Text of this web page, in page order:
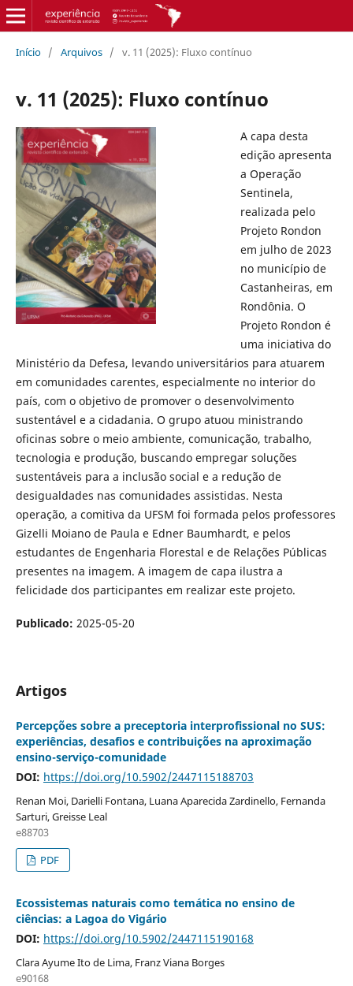
Início / Arquivos / v. 11 (2025): Fluxo contínuo
v. 11 (2025): Fluxo contínuo
A capa desta
edição apresenta
a Operação
Sentinela,
realizada pelo
Projeto Rondon
em julho de 2023
no município de
Castanheiras, em
Rondônia. O
Projeto Rondon é
uma iniciativa do
Ministério da Defesa, levando universitários para atuarem
em comunidades carentes, especialmente no interior do
país, com o objetivo de promover o desenvolvimento
sustentável e a cidadania. O grupo atuou ministrando
oficinas sobre o meio ambiente, comunicação, trabalho,
tecnologia e produção, buscando empregar soluções
sustentáveis para a inclusão social e a redução de
desigualdades nas comunidades assistidas. Nesta
operação, a comitiva da UFSM foi formada pelos professores
Gizelli Moiano de Paula e Edner Baumhardt, e pelos
estudantes de Engenharia Florestal e de Relações Públicas
presentes na imagem. A imagem de capa ilustra a
felicidade dos participantes em realizar este projeto.
Publicado: 2025-05-20
Artigos
Percepções sobre a preceptoria interprofissional no SUS:
experiências, desafios e contribuições na aproximação
ensino-serviço-comunidade
DOI: https://doi.org/10.5902/2447115188703
Renan Moi, Darielli Fontana, Luana Aparecida Zardinello, Fernanda
Sarturi, Greisse Leal
e88703
PDF
Ecossistemas naturais como temática no ensino de
ciências: a Lagoa do Vigário
DOI: https://doi.org/10.5902/2447115190168
Clara Ayume Ito de Lima, Franz Viana Borges
e90168